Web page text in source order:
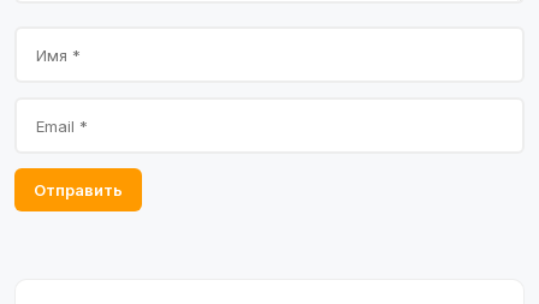
Отправить